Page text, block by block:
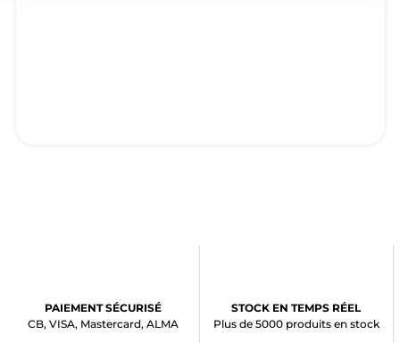
PAIEMENT SÉCURISÉ
CB, VISA, Mastercard, ALMA
STOCK EN TEMPS RÉEL
Plus de 5000 produits en stock